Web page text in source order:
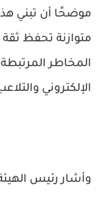
موضحًا أن تبني
متوازنة تحفظ
المخاطر المرتبطة
الإلكتروني
وأشار رئيس الهيئة